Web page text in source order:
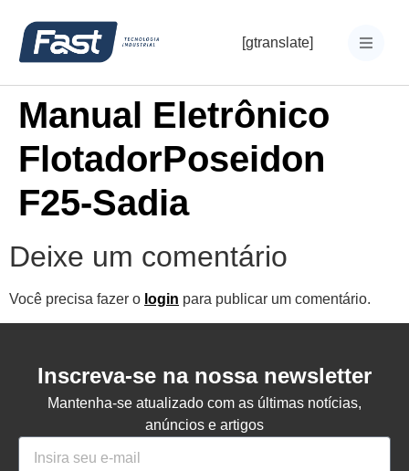
[gtranslate]
Manual Eletrônico
FlotadorPoseidon
F25-Sadia
Deixe um comentário
Você precisa fazer o login para publicar um comentário.
Inscreva-se na nossa newsletter
Mantenha-se atualizado com as últimas notícias,
anúncios e artigos